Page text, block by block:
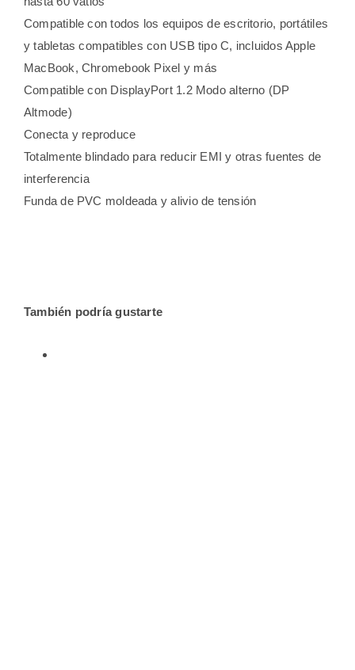
Compatible con todos los equipos de escritorio, portátiles
y tabletas compatibles con USB tipo C, incluidos Apple
MacBook, Chromebook Pixel y más
Compatible con DisplayPort 1.2 Modo alterno (DP
Altmode)
Conecta y reproduce
Totalmente blindado para reducir EMI y otras fuentes de
interferencia
Funda de PVC moldeada y alivio de tensión
También podría gustarte